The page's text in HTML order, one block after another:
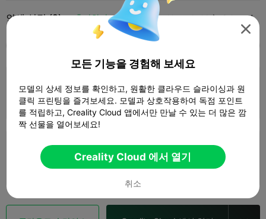
인쇄 설정 (2) 추가하다 Household Other 
0.28mm layer, 2 walls, 15% infill
 01h 30m  1 플레이트  75.40g
0.2mm layer, 2 walls, 15% infill
74.79g

모든 기능을 경험해 보세요
모델의 상세 정보를 확인하고, 원활한 클라우드 슬라이싱과 원
클릭 프린팅을 즐겨보세요. 모델과 상호작용하여 독점 포인트
를 적립하고, Creality Cloud 앱에서만 만날 수 있는 더 많은 깜
짝 선물을 열어보세요!
Creality Cloud 에서 열기
취소